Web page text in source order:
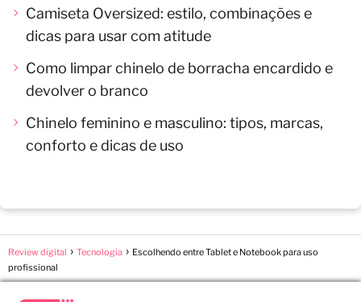
Camiseta Oversized: estilo, combinações e
dicas para usar com atitude
Como limpar chinelo de borracha encardido e
devolver o branco
Chinelo feminino e masculino: tipos, marcas,
conforto e dicas de uso
Review digital Tecnologia
Escolhendo entre Tablet e Notebook para uso
profissional